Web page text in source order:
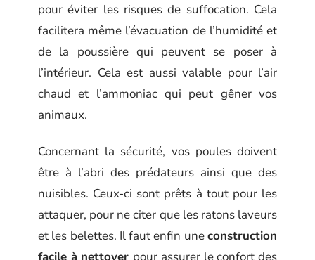
pour éviter les risques de suffocation. Cela
facilitera même l’évacuation de l’humidité et
de la poussière qui peuvent se poser à
l’intérieur. Cela est aussi valable pour l’air
chaud et l’ammoniac qui peut gêner vos
animaux.
Concernant la sécurité, vos poules doivent
être à l’abri des prédateurs ainsi que des
nuisibles. Ceux-ci sont prêts à tout pour les
attaquer, pour ne citer que les ratons laveurs
et les belettes. Il faut enfin uneconstruction